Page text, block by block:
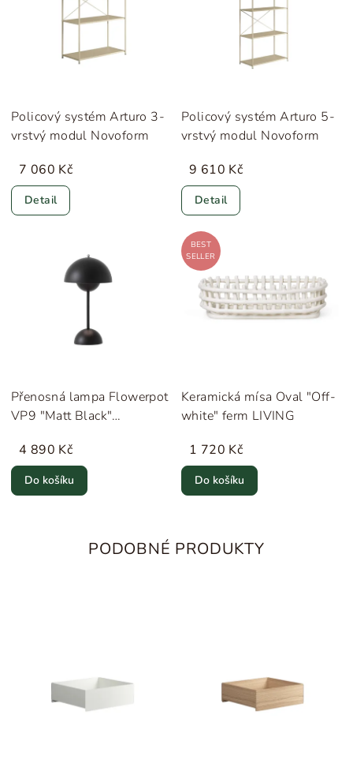
Policový systém Arturo 3-
vrstvý modul Novoform
7 060 Kč
Detail
Policový systém Arturo 5-
vrstvý modul Novoform
9 610 Kč
Detail
Přenosná lampa Flowerpot
VP9 "Matt Black"
4 890 Kč
Do košíku
BEST
SELLER
Keramická mísa Oval "Off-
white" ferm LIVING
1 720 Kč
Do košíku
PODOBNÉ PRODUKTY